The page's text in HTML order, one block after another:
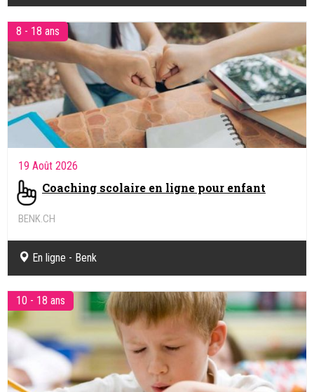
8 - 18 ans
19 Août 2026
Coaching scolaire en ligne pour enfant
BENK.CH
En ligne - Benk
10 - 18 ans